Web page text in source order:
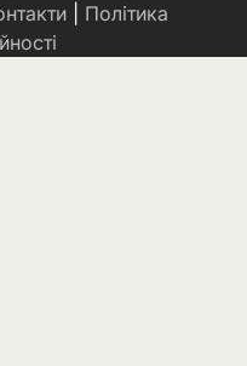
| Політика